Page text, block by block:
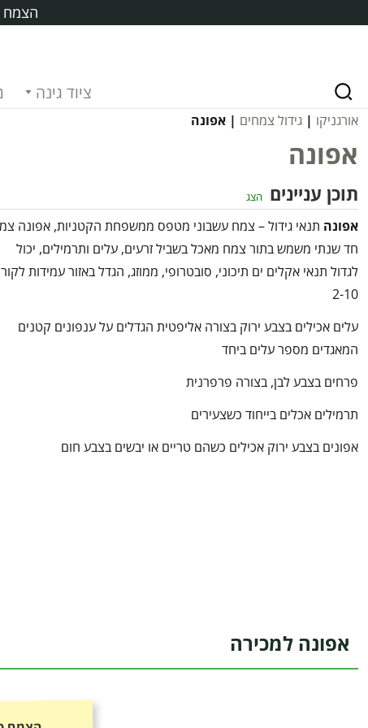
הצמח
ציוד גינה
אורגניקו | גידול צמחים | אפונה
אפונה
תוכן עניינים הצג
אפונה תנאי גידול – צמח עשבוני מטפס ממשפחת הקטניות, אפונה
חד שנתי משמש בתור צמח מאכל בשביל זרעים, עלים ותרמילים, יכול
לגדול תנאי אקלים ים תיכוני, סובטרופי, ממוזג, הגדל באזור עמידות לקור
2-10
עלים אכילים בצבע ירוק בצורה אליפטית הגדלים על ענפונים קטנים
המאגדים מספר עלים ביחד
פרחים בצבע לבן, בצורה פרפרנית
תרמילים אכלים בייחוד כשצעירים
אפונים בצבע ירוק אכילים כשהם טריים או יבשים בצבע חום
אפונה למכירה